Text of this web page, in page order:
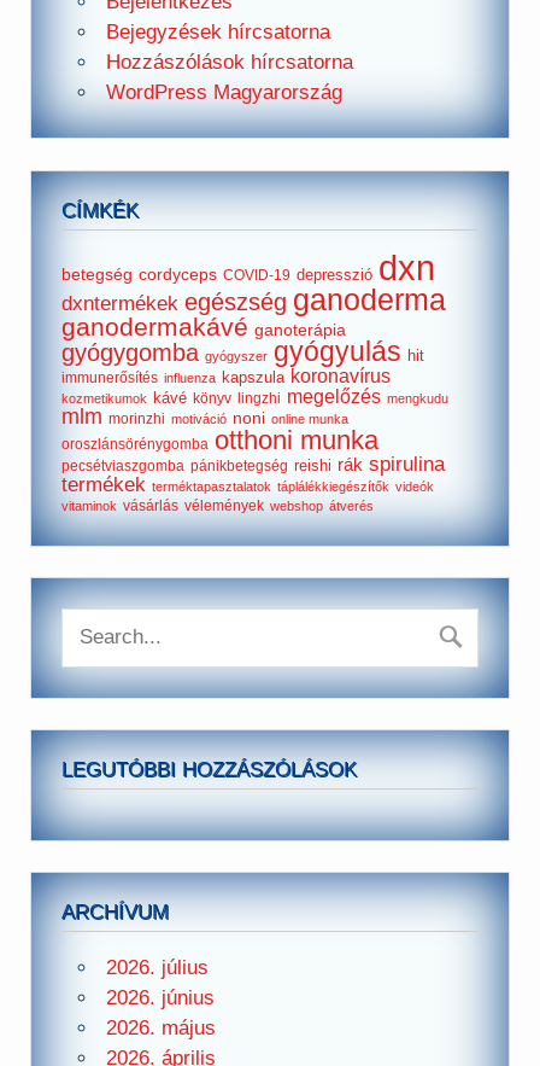
Bejegyzések hírcsatorna
Hozzászólások hírcsatorna
WordPress Magyarország
CÍMKÉK
betegség cordyceps COVID-19 depresszió dxn
dxntermékek egészség ganoderma
ganodermakávé ganoterápia
gyógygomba gyógyszer gyógyulás hit
immunerősítés influenza kapszula koronavírus
kozmetikumok kávé könyv lingzhi megelőzés mengkudu
mlm morinzhi motiváció noni online munka
oroszlánsörénygomba otthoni munka
pecsétviaszgomba pánikbetegség reishi rák spirulina
termékek terméktapasztalatok táplálékkiegészítők videók
vitaminok vásárlás vélemények webshop átverés
LEGUTÓBBI HOZZÁSZÓLÁSOK
ARCHÍVUM
2026. július
2026. június
2026. május
2026. április